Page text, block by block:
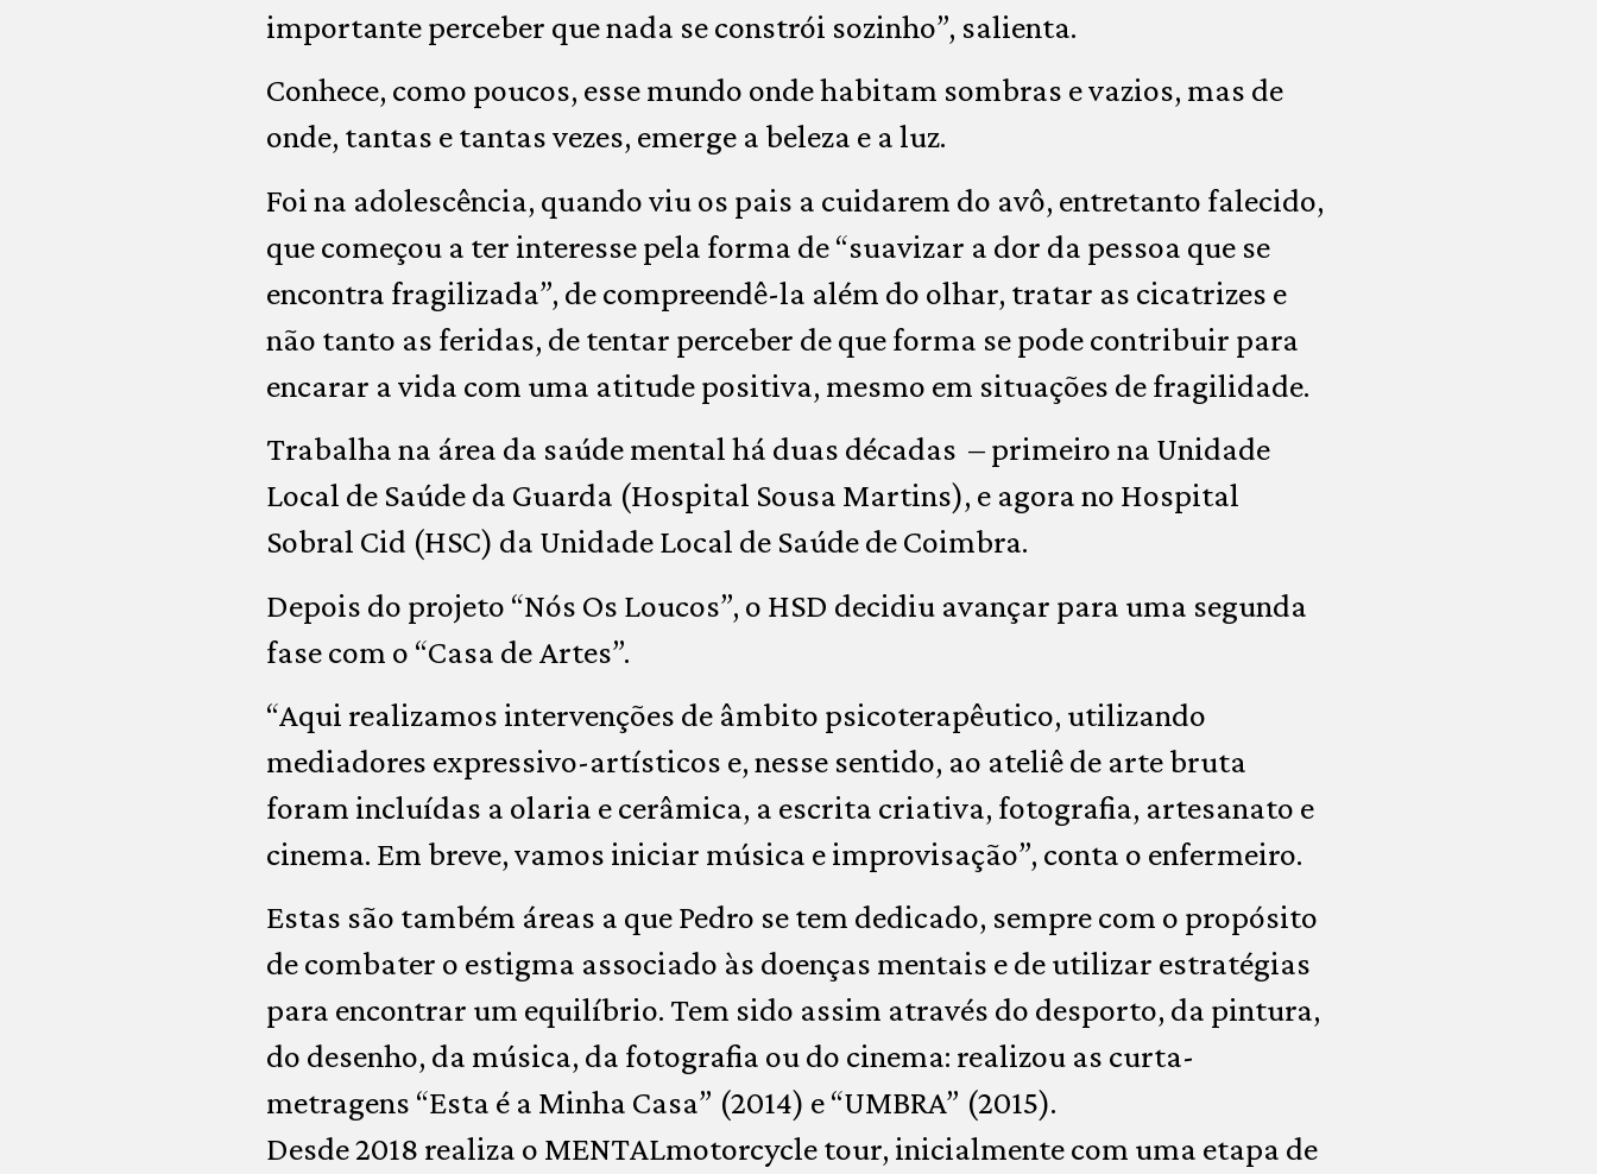
importante perceber que nada se constrói sozinho”, salienta.
Conhece, como poucos, esse mundo onde habitam sombras e vazios, mas de
onde, tantas e tantas vezes, emerge a beleza e a luz.
Foi na adolescência, quando viu os pais a cuidarem do avô, entretanto falecido,
que começou a ter interesse pela forma de “suavizar a dor da pessoa que se
encontra fragilizada”, de compreendê-la além do olhar, tratar as cicatrizes e
não tanto as feridas, de tentar perceber de que forma se pode contribuir para
encarar a vida com uma atitude positiva, mesmo em situações de fragilidade.
Trabalha na área da saúde mental há duas décadas – primeiro na Unidade
Local de Saúde da Guarda (Hospital Sousa Martins), e agora no Hospital
Sobral Cid (HSC) da Unidade Local de Saúde de Coimbra.
Depois do projeto “Nós Os Loucos”, o HSD decidiu avançar para uma segunda
fase com o “Casa de Artes”.
“Aqui realizamos intervenções de âmbito psicoterapêutico, utilizando
mediadores expressivo-artísticos e, nesse sentido, ao ateliê de arte bruta
foram incluídas a olaria e cerâmica, a escrita criativa, fotografia, artesanato e
cinema. Em breve, vamos iniciar música e improvisação”, conta o enfermeiro.
Estas são também áreas a que Pedro se tem dedicado, sempre com o propósito
de combater o estigma associado às doenças mentais e de utilizar estratégias
para encontrar um equilíbrio. Tem sido assim através do desporto, da pintura,
do desenho, da música, da fotografia ou do cinema: realizou as curta-
metragens “Esta é a Minha Casa” (2014) e “UMBRA” (2015).
Desde 2018 realiza o MENTALmotorcycle tour, inicialmente com uma etapa de